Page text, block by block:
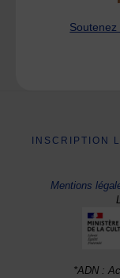
INSCRIPTION
Mentions
*ADN :